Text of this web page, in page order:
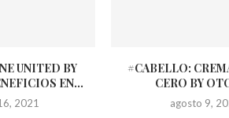
UNITED BY
EN...
2021
#CABELLO:
CERO BY
agosto 9,